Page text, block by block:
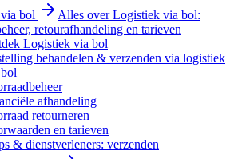
bol
Alles over Logistiek via bol:
retourafhandeling en tarieven
Logistiek via bol
behandelen & verzenden via logistiek
afhandeling
retourneren
en tarieven
& dienstverleners: verzenden